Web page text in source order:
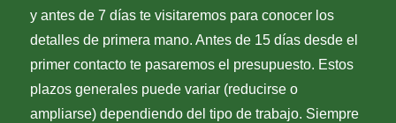
y antes de 7 días te visitaremos para conocer los
detalles de primera mano. Antes de 15 días desde el
primer contacto te pasaremos el presupuesto. Estos
plazos generales puede variar (reducirse o
ampliarse) dependiendo del tipo de trabajo. Siempre